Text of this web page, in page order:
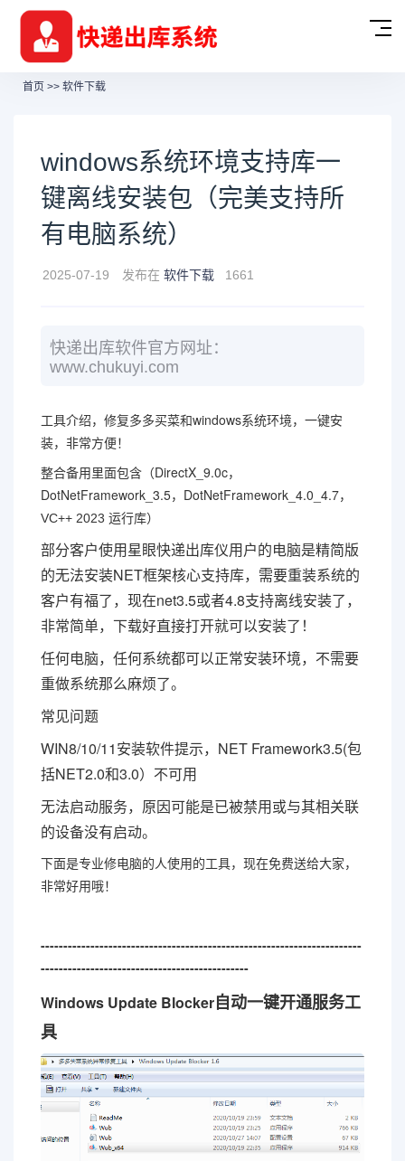
首页 >> 软件下载
windows系统环境支持库一
键离线安装包（完美支持所
有电脑系统）
2025-07-19 发布在 软件下载 1661
快递出库软件官方网址：
www.chukuyi.com
工具介绍，修复多多买菜和windows系统环境，一键安
装，非常方便！
整合备用里面包含（DirectX_9.0c，
DotNetFramework_3.5，DotNetFramework_4.0_4.7，
VC++ 2023 运行库）
部分客户使用星眼快递出库仪用户的电脑是精简版
的无法安装NET框架核心支持库，需要重装系统的
客户有福了，现在net3.5或者4.8支持离线安装了，
非常简单，下载好直接打开就可以安装了！
任何电脑，任何系统都可以正常安装环境，不需要
重做系统那么麻烦了。
常见问题
WIN8/10/11安装软件提示，NET Framework3.5(包
括NET2.0和3.0）不可用
无法启动服务，原因可能是已被禁用或与其相关联
的设备没有启动。
下面是专业修电脑的人使用的工具，现在免费送给大家，
非常好用哦！
-----------------------------------------------------------------------
----------------------------------------------
Windows Update Blocker自动一键开通服务工
具